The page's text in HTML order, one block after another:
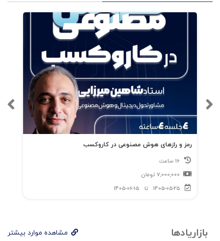
رمز و رازهای هوش مصنوعی در کاروکسب
7,000,000 تومان
1405-05-25
تا 1405-06-15
بازاریادها مشاهده موارد بیشتر